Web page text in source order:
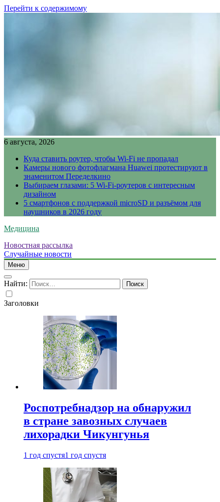
Перейти к содержимому
6 августа, 2026
Куда ставить роутер, чтобы Wi-Fi не пропадал
Камеры нового фотофлагмана Huawei протестируют в
знаменитом Переделкино
Выбираем глазами: 5 Wi-Fi-роутеров с интересным
дизайном
5 смартфонов с поддержкой microSD и разъёмом для
наушников в 2026 году
Медицина
Новостная рассылка
Случайные новости
Меню
Найти:
Заголовки
Роспотребнадзор на обнаружил
в стране завозных случаев
лихорадки Чикунгунья
1 год спустя1 год спустя